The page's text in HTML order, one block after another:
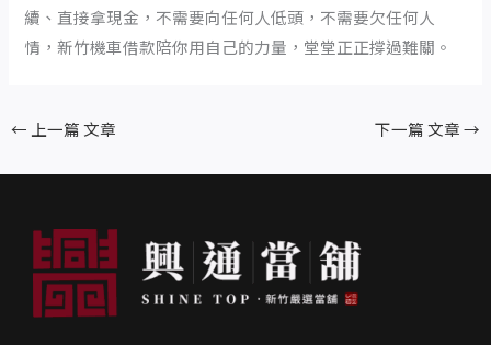
續、直接拿現金，不需要向任何人低頭，不需要欠任何人
情，新竹機車借款陪你用自己的力量，堂堂正正撐過難關。
← 上一篇 文章 下一篇 文章→